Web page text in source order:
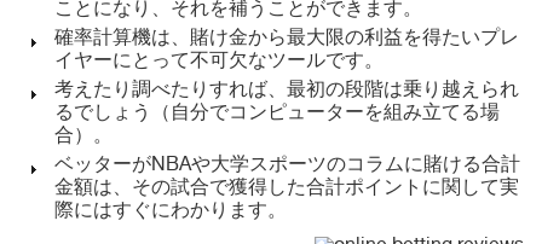
ことになり、それを補うことができます。
確率計算機は、賭け金から最大限の利益を得たいプレ
イヤーにとって不可欠なツールです。
考えたり調べたりすれば、最初の段階は乗り越えられ
るでしょう（自分でコンピューターを組み立てる場
合）。
ベッターがNBAや大学スポーツのコラムに賭ける合計
金額は、その試合で獲得した合計ポイントに関して実
際にはすぐにわかります。